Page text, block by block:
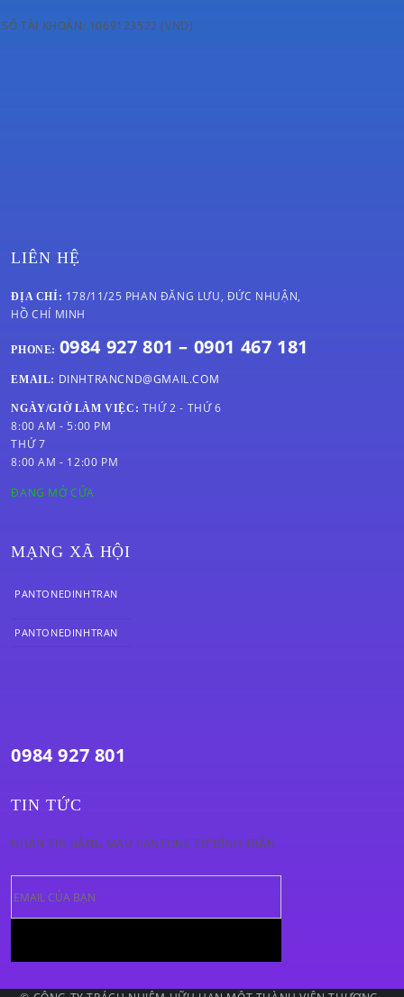
SỐ TÀI KHOẢN: 1069123522 (VND)
LIÊN HỆ
ĐỊA CHỈ: 178/11/25 PHAN ĐĂNG LƯU, ĐỨC NHUẬN,
HỒ CHÍ MINH
PHONE: 0984 927 801 – 0901 467 181
EMAIL: DINHTRANCND@GMAIL.COM
NGÀY/GIỜ LÀM VIỆC: THỨ 2 - THỨ 6
8:00 AM - 5:00 PM
THỨ 7
8:00 AM - 12:00 PM
ĐANG MỞ CỬA
MẠNG XÃ HỘI
PANTONEDINHTRAN
PANTONEDINHTRAN
0984 927 801
TIN TỨC
NHẬN TIN BẢNG MÀU PANTONE TỪ DĨNH TRẦN